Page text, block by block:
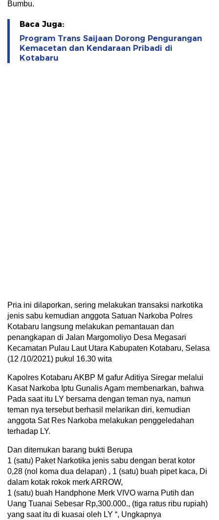
Bumbu.
Baca Juga:
Program Trans Saijaan Dorong Pengurangan
Kemacetan dan Kendaraan Pribadi di
Kotabaru
Pria ini dilaporkan, sering melakukan transaksi narkotika
jenis sabu kemudian anggota Satuan Narkoba Polres
Kotabaru langsung melakukan pemantauan dan
penangkapan di Jalan Margomoliyo Desa Megasari
Kecamatan Pulau Laut Utara Kabupaten Kotabaru, Selasa
(12 /10/2021) pukul 16.30 wita
Kapolres Kotabaru AKBP M gafur Aditiya Siregar melalui
Kasat Narkoba Iptu Gunalis Agam membenarkan, bahwa
Pada saat itu LY bersama dengan teman nya, namun
teman nya tersebut berhasil melarikan diri, kemudian
anggota Sat Res Narkoba melakukan penggeledahan
terhadap LY.
Dan ditemukan barang bukti Berupa
1 (satu) Paket Narkotika jenis sabu dengan berat kotor
0,28 (nol koma dua delapan) , 1 (satu) buah pipet kaca, Di
dalam kotak rokok merk ARROW,
1 (satu) buah Handphone Merk VIVO warna Putih dan
Uang Tuanai Sebesar Rp,300.000., (tiga ratus ribu rupiah)
yang saat itu di kuasai oleh LY “, Ungkapnya